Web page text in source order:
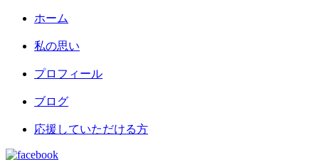
ホーム
私の思い
プロフィール
ブログ
応援していただける方